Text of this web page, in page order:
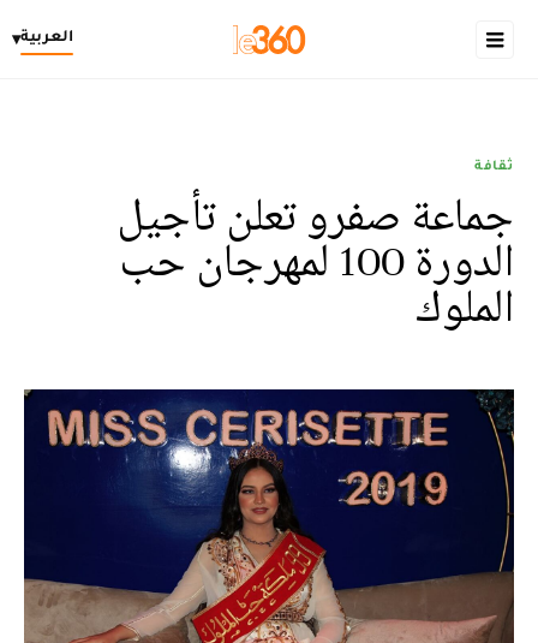
العربية▾
ثقافة
جماعة صفرو تعلن تأجيل
الدورة 100 لمهرجان حب
الملوك